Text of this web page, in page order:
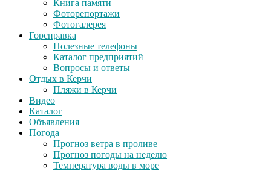
Книга памяти
Фоторепортажи
Фотогалерея
Горсправка
Полезные телефоны
Каталог предприятий
Вопросы и ответы
Отдых в Керчи
Пляжи в Керчи
Видео
Каталог
Объявления
Погода
Прогноз ветра в проливе
Прогноз погоды на неделю
Температура воды в море